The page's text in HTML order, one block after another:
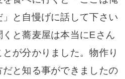
と自慢げに話して下さい
と蕎麦屋は本当にEさん
が分かりました。物作り
と知る事ができましたの